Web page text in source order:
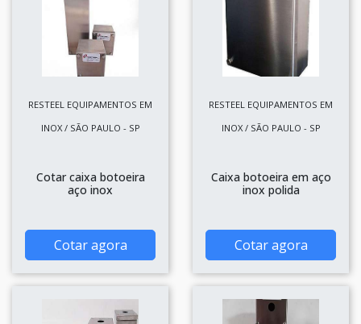
RESTEEL EQUIPAMENTOS EM
INOX / SÃO PAULO - SP
Cotar caixa botoeira
aço inox
Cotar agora
RESTEEL EQUIPAMENTOS EM
INOX / SÃO PAULO - SP
Caixa botoeira em aço
inox polida
Cotar agora